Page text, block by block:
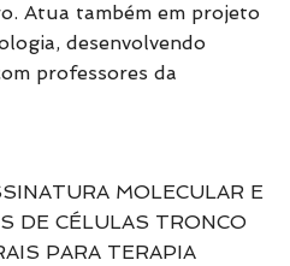
Atua também em projeto
desenvolvendo
professores da
MOLECULAR E
DE CÉLULAS TRONCO
PARA TERAPIA